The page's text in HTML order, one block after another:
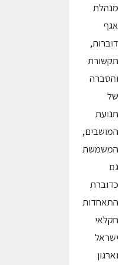
מנהלת
אגף
דוברות,
תקשורת
והסברה
של
תנועת
המושבים,
המשמשת
גם
כדוברת
התאחדות
חקלאי
ישראל
וארגון